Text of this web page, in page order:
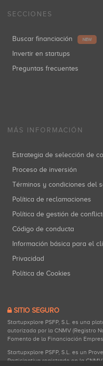
SECCIONES
Buscar financiación NEW
Invertir en startups
Preguntas frecuentes
MÁS INFORMACIÓN
Estrategia de selección de
Proceso de inversión
Términos y condiciones del
Política de reclamaciones
Política de gestión de
Código de conducta
Información básica para el
Privacidad
Política de Cookies
SITIO SEGURO
Startupxplore PSFP, S.L. es una
autorizada por la CNMV (Registro
Fomento de la Financiación
Startupxplore PSFP, S.L. es un
Participativa registrado en la